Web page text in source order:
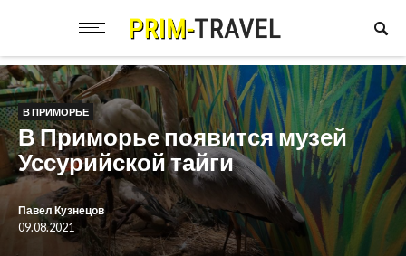
В ПРИМОРЬЕ
В Приморье появится музей
Уссурийской тайги
Павел Кузнецов
09.08.2021